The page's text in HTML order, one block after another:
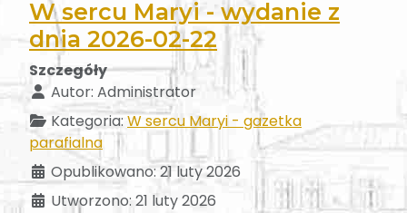
W sercu Maryi - wydanie z
dnia 2026-02-22
Szczegóły
Autor: Administrator
Kategoria: W sercu Maryi - gazetka
parafialna
Opublikowano: 21 luty 2026
Utworzono: 21 luty 2026